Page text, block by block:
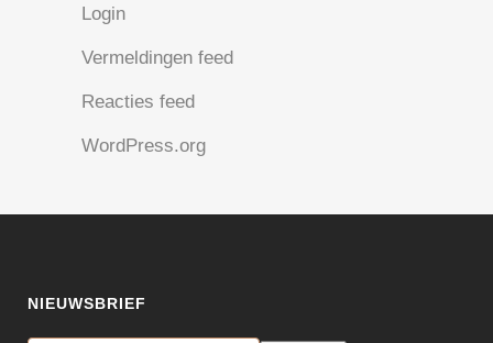
Login
Vermeldingen feed
Reacties feed
WordPress.org
NIEUWSBRIEF